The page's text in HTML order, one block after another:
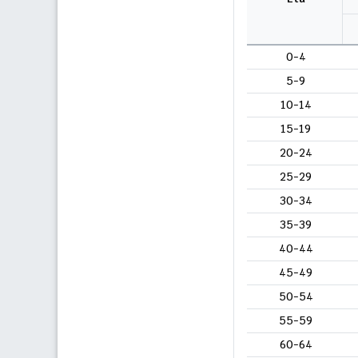
0-4
5-9
10-14
15-19
20-24
25-29
30-34
35-39
40-44
45-49
50-54
55-59
60-64